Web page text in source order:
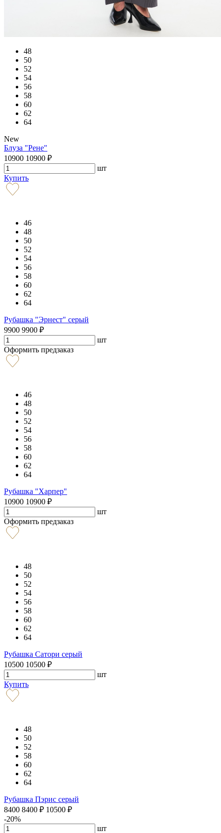
48
50
52
54
56
58
60
62
64
New
Блуза "Рене"
10900 10900 ₽
шт
Купить
46
48
50
52
54
56
58
60
62
64
Рубашка "Эрнест" серый
9900 9900 ₽
шт
Оформить предзаказ
46
48
50
52
54
56
58
60
62
64
Рубашка "Харпер"
10900 10900 ₽
шт
Оформить предзаказ
48
50
52
54
56
58
60
62
64
Рубашка Сатори серый
10500 10500 ₽
шт
Купить
48
50
52
58
60
62
64
Рубашка Пэрис серый
8400 8400 ₽ 10500 ₽
-20%
шт